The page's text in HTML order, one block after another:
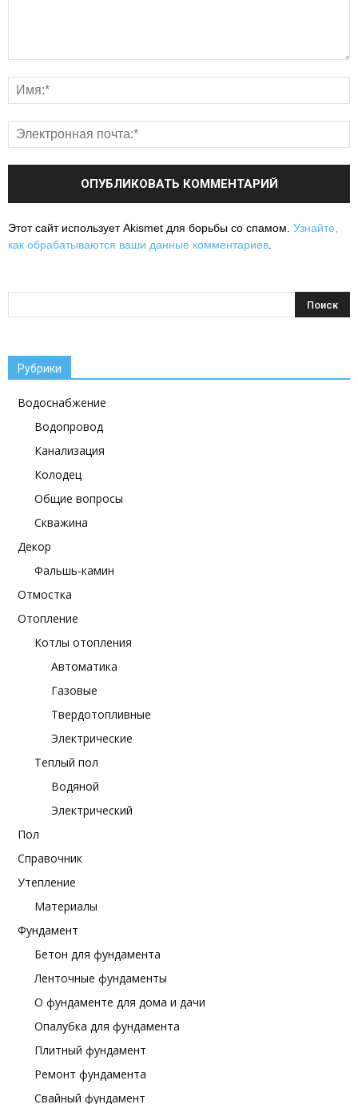
Этот сайт использует Akismet для борьбы со спамом. Узнайте,
как обрабатываются ваши данные комментариев
Рубрики
Водоснабжение
Водопровод
Канализация
Колодец
Общие вопросы
Скважина
Декор
Фальшь-камин
Отмостка
Отопление
Котлы отопления
Автоматика
Газовые
Твердотопливные
Электрические
Теплый пол
Водяной
Электрический
Пол
Справочник
Утепление
Материалы
Фундамент
Бетон для фундамента
Ленточные фундаменты
О фундаменте для дома и дачи
Опалубка для фундамента
Плитный фундамент
Ремонт фундамента
Свайный фундамент